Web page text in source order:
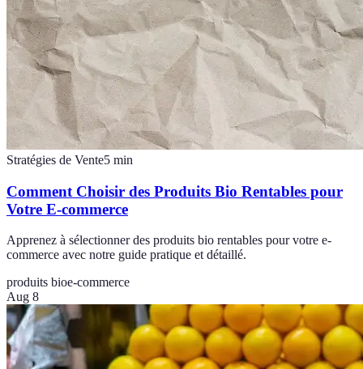
Stratégies de Vente5 min
Comment Choisir des Produits Bio Rentables pour
Votre E-commerce
Apprenez à sélectionner des produits bio rentables pour votre e-
commerce avec notre guide pratique et détaillé.
produits bioe-commerce
Aug 8